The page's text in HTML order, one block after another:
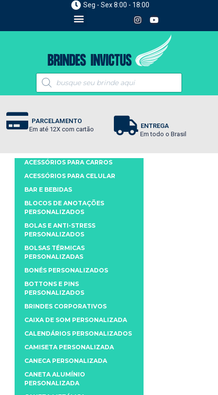
Seg - Sex 8:00 - 18:00
PARCELAMENTO
Em até 12X com cartão
ENTREGA
Em todo o Brasil
ACESSÓRIOS PARA CARROS
ACESSÓRIOS PARA CELULAR
BAR E BEBIDAS
BLOCOS DE ANOTAÇÕES
PERSONALIZADOS
BOLAS E ANTI-STRESS
PERSONALIZADOS
BOLSAS TÉRMICAS
PERSONALIZADAS
BONÉS PERSONALIZADOS
BOTTONS E PINS
PERSONALIZADOS
BRINDES CORPORATIVOS
CAIXA DE SOM PERSONALIZADA
CALENDÁRIOS PERSONALIZADOS
CAMISETA PERSONALIZADA
CANECA PERSONALIZADA
CANETA ALUMÍNIO
PERSONALIZADA